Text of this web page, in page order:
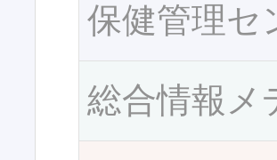
保健管理セ
総合情報メ